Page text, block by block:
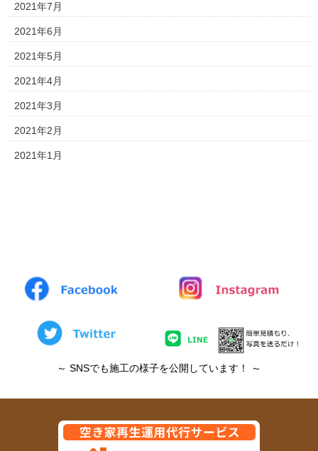
2021年7月
2021年6月
2021年5月
2021年4月
2021年3月
2021年2月
2021年1月
～ SNSでも施工の様子を公開しています！ ～